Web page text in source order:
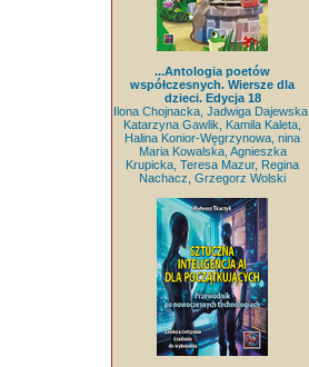
...Antologia poetów
współczesnych. Wiersze dla
dzieci. Edycja 18
Ilona Chojnacka, Jadwiga Dajewska,
Katarzyna Gawlik, Kamila Kaleta,
Halina Konior-Węgrzynowa, nina
Maria Kowalska, Agnieszka
Krupicka, Teresa Mazur, Regina
Nachacz, Grzegorz Wolski